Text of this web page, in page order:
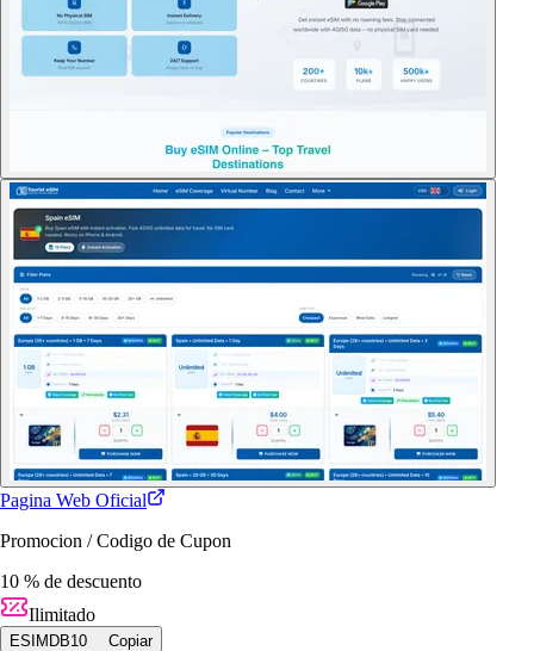
Pagina Web Oficial
Promocion / Codigo de Cupon
10 % de descuento
Ilimitado
ESIMDB10 Copiar